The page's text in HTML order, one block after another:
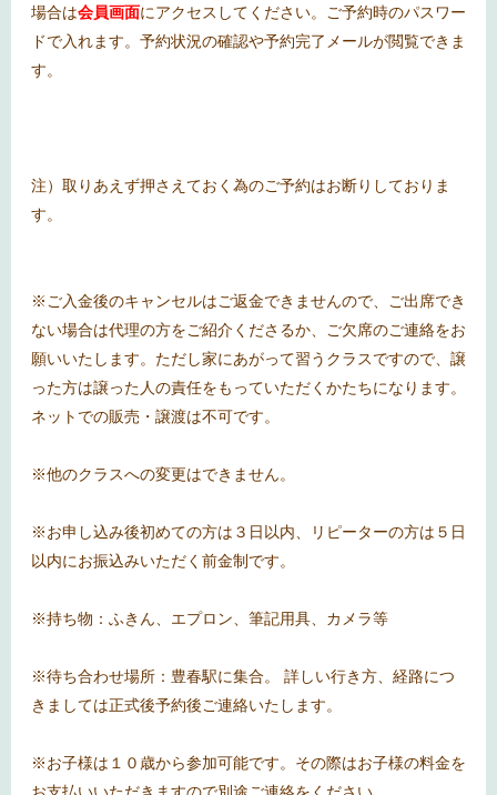
場合は会員画面にアクセスしてください。ご予約時のパスワー
ドで入れます。予約状況の確認や予約完了メールが閲覧できま
す。
注）取りあえず押さえておく為のご予約はお断りしておりま
す。
※ご入金後のキャンセルはご返金できませんので、ご出席でき
ない場合は代理の方をご紹介くださるか、ご欠席のご連絡をお
願いいたします。ただし家にあがって習うクラスですので、譲
った方は譲った人の責任をもっていただくかたちになります。
ネットでの販売・譲渡は不可です。
※他のクラスへの変更はできません。
※お申し込み後初めての方は３日以内、リピーターの方は５日
以内にお振込みいただく前金制です。
※持ち物：ふきん、エプロン、筆記用具、カメラ等
※待ち合わせ場所：豊春駅に集合。 詳しい行き方、経路につ
きましては正式後予約後ご連絡いたします。
※お子様は１０歳から参加可能です。その際はお子様の料金を